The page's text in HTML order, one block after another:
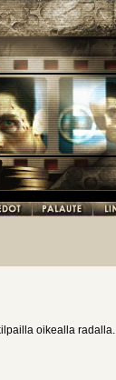
oikealla radalla.